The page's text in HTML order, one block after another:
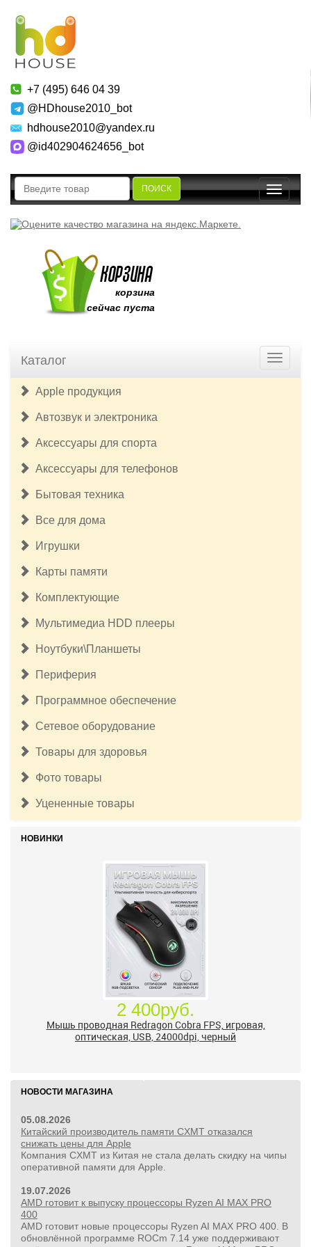
+7 (495) 646 04 39
@HDhouse2010_bot
hdhouse2010@yandex.ru
@id402904624656_bot
ПОИСК
Toggle
корзина
сейчас пуста
Каталог
Apple продукция
Автозвук и электроника
Аксессуары для спорта
Аксессуары для телефонов
Бытовая техника
Все для дома
Игрушки
Карты памяти
Комплектующие
Мультимедиа HDD плееры
Ноутбуки\Планшеты
Периферия
Программное обеспечение
Сетевое оборудование
Товары для здоровья
Фото товары
Уцененные товары
НОВИНКИ
2 400руб.
Мышь проводная Redragon Cobra FPS, игровая,
оптическая, USB, 24000dpi, черный
НОВОСТИ МАГАЗИНА
05.08.2026
Китайский производитель памяти CXMT отказался
снижать цены для Apple
Компания CXMT из Китая не стала делать скидку на чипы
оперативной памяти для Apple.
19.07.2026
AMD готовит к выпуску процессоры Ryzen AI MAX PRO
400
AMD готовит новые процессоры Ryzen AI MAX PRO 400. В
обновлённой программе ROCm 7.14 уже поддерживают